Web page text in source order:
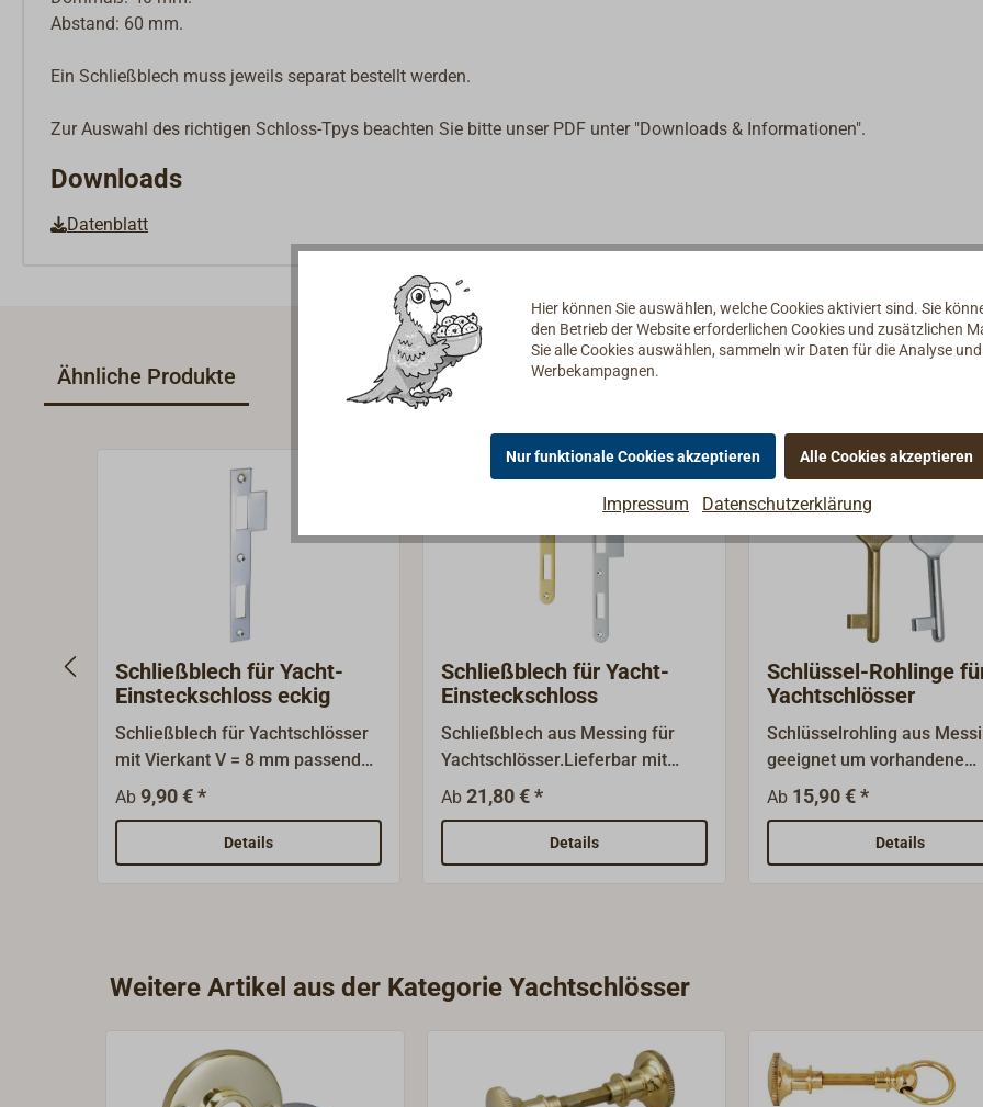
Abstand: 60 mm.
Ein Schließblech muss jeweils separat bestellt werden.
Zur Auswahl des richtigen Schloss-Tpys beachten Sie bitte unser PDF unter "Downloads & Informationen".
Downloads
Datenblatt
Ähnliche Produkte
Schließblech für Yacht-
Einsteckschloss eckig
Schließblech für Yachtschlösser
mit Vierkant V = 8 mm passend
zum Einsteckschloß Art-Nr.
4180-... Lieferbar in Messing
Ab 9,90 € *
Details
Schließblech für Yacht-
Einsteckschloss
Schließblech aus Messing für
Yachtschlösser.Lieferbar mit
polierter oder verchromter
Oberfläche.
Ab 21,80 € *
Details
Schlüssel-Rohlinge
Yachtschlösser
Schlüsselrohling aus
geeignet um vorhandene
Schlüssel zu vervielfältigen
um Ersatzschlüssel
herzustellen.Lieferbar mit
Oberfläche Messing blank
Ab 15,90 € *
Details
Weitere Artikel aus der Kategorie Yachtschlösser
Hier können Sie auswählen, welche Cookies aktiviert sind. Sie
den Betrieb der Website erforderlichen Cookies und zusätzlichen
Sie alle Cookies auswählen, sammeln wir Daten für die Analyse
Werbekampagnen.
Nur funktionale Cookies akzeptieren Alle Cookies akzeptieren
Impressum Datenschutzerklärung